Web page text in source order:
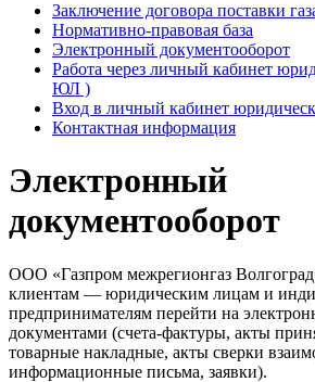
Заключение договора поставки
Нормативно-правовая база
Электронный документооборот
Работа через личный кабинет
ЮЛ )
Вход в личный кабинет
Контактная информация
Электронный
документооборот
ООО «Газпром межрегионгаз
клиентам — юридическим лицам и
предпринимателям перейти на
документами (счета-фактуры, акты
товарные накладные, акты сверки
информационные письма, заявки).